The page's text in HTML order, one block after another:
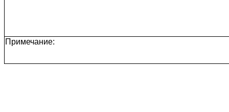
Примечание: